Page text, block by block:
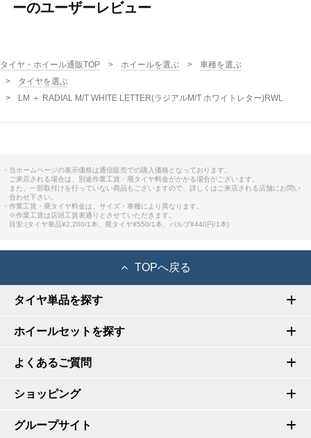
ーのユーザーレビュー
タイヤ・ホイール通販TOP ホイールを選ぶ
車種を選ぶ
タイヤを選ぶ
LM ＋ RADIAL M/T WHITE LETTER(ラジアルM/T ホワイトレター)RWL
・当ホームページの表示価格は通信販売での購入価格となっております。
ご来店される場合は、別途作業工賃・廃タイヤ料金がかかる場合がございます。
また、一部取付けを行っていない商品もございますので、詳しくはご来店される店舗にお問い
合わせ下さい。
・作業工賃・廃タイヤ料金は、サイズ・車種により異なります。
※作業工賃は店頭工賃表通りとさせていただきます。
目安:(タイヤ単品¥2,200/1本、廃タイヤ¥550/1本、バルブ¥440円/1本)
TOPへ戻る
タイヤ単品を探す
ホイールセットを探す
よくあるご質問
ショッピング
グループサイト